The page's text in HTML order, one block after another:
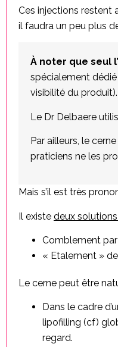
Ces injections restent
il faudra un peu plus
À noter que seul
spécialement
visibilité du produit).
Le Dr Delbaere
Par ailleurs, le
praticiens ne les
Mais s’il est très
Il existe deux
Comblement
« Etalement »
Le cerne peut être
Dans le cadre
lipofilling (cf)
regard.